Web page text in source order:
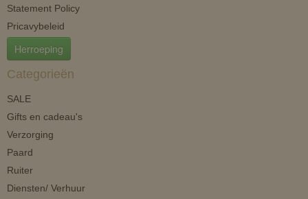
Statement Policy
Pricavybeleid
Herroeping
Categorieën
SALE
Gifts en cadeau's
Verzorging
Paard
Ruiter
Diensten/ Verhuur